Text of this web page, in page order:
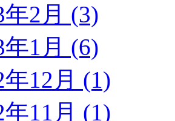
年2月 (3)
年1月 (6)
年12月 (1)
年11月 (1)